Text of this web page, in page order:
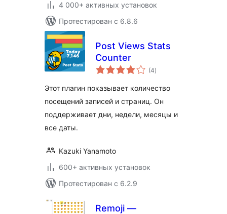
4 000+ активных установок
Протестирован с 6.8.6
Post Views Stats
Counter
(4общий
рейтинг
)
Этот плагин показывает количество
посещений записей и страниц. Он
поддерживает дни, недели, месяцы и
все даты.
Kazuki Yanamoto
600+ активных установок
Протестирован с 6.2.9
Remoji —